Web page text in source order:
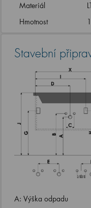
Materiál
Hmotnost
Stavební
A: Výška odpadu